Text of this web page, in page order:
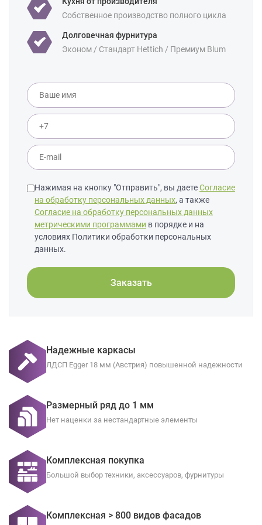
Собственное производство полного цикла
Долговечная фурнитура
Эконом / Стандарт Hettich / Премиум Blum
Нажимая на кнопку "Отправить", вы даетеСогласие
на обработку персональных данных, а также
Согласие на обработку персональных данных
метрическими программами в порядке и на
условиях Политики обработки персональных
данных.
Заказать
Надежные каркасы
ЛДСП Egger 18 мм (Австрия) повышенной надежности
Размерный ряд до 1 мм
Нет наценки за нестандартные элементы
Комплексная покупка
Большой выбор техники, аксессуаров, фурнитуры
Комплексная > 800 видов фасадов